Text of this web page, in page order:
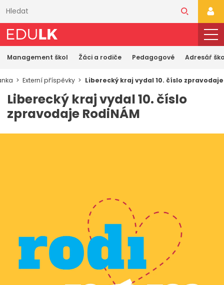
obsahu
Management škol Žáci a rodiče Pedagogové Adresář
Externí příspěvky Liberecký kraj vydal 10. číslo zpravodaje
Liberecký kraj vydal 10. číslo
zpravodaje RodiNÁM